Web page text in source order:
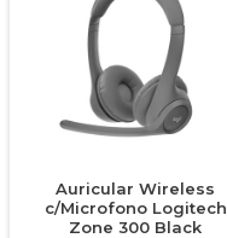
Auricular Wireless
c/Microfono Logitech
Zone 300 Black